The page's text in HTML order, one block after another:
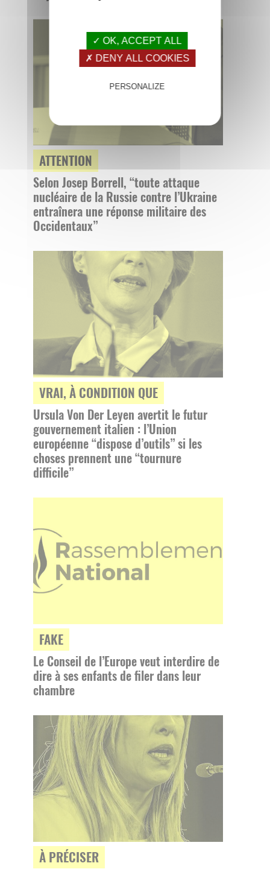
ATTENTION
Selon Josep Borrell, “toute attaque
nucléaire de la Russie contre l’Ukraine
entraînera une réponse militaire des
Occidentaux”
VRAI, À CONDITION QUE
Ursula Von Der Leyen avertit le futur
gouvernement italien : l’Union
européenne “dispose d’outils” si les
choses prennent une “tournure
difficile”
FAKE
Le Conseil de l’Europe veut interdire de
dire à ses enfants de filer dans leur
chambre
À PRÉCISER
✓ OK, ACCEPT ALL
✗ DENY ALL COOKIES
PERSONALIZE